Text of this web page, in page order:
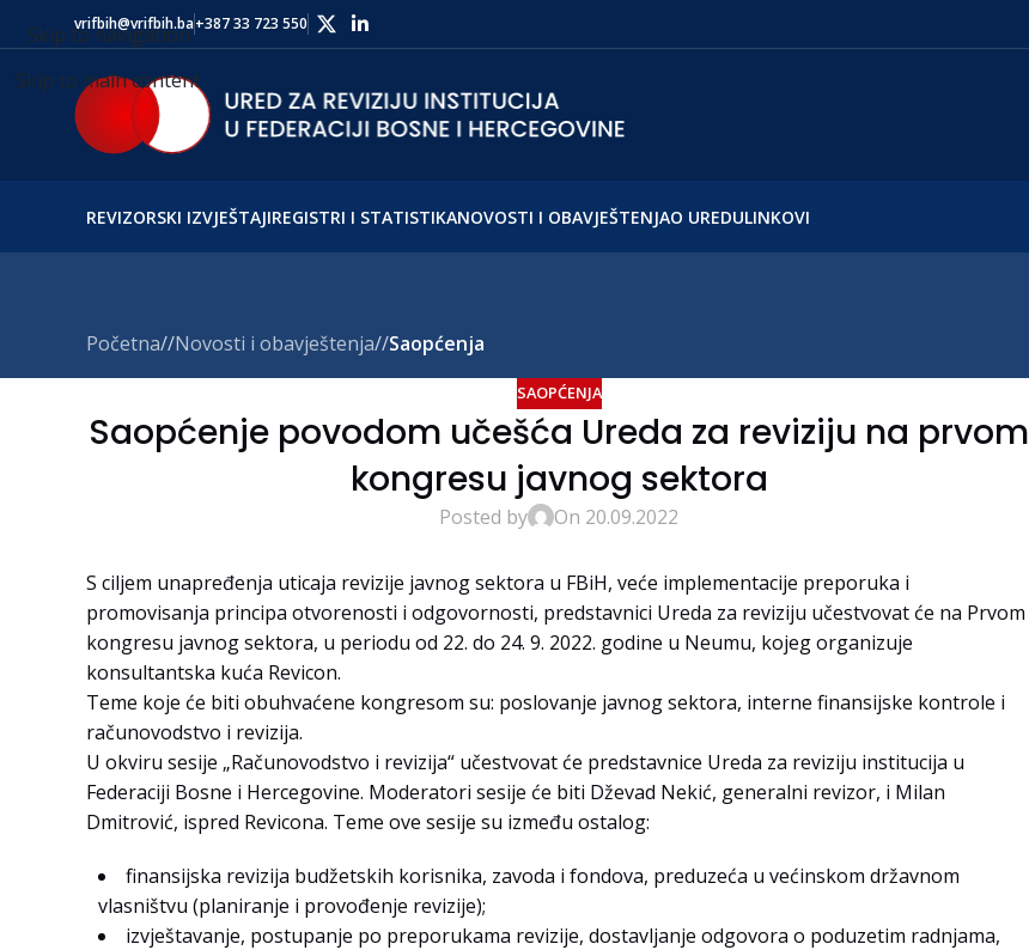
Skip to navigation
Skip to main content
vrifbih@vrifbih.ba+387 33 723 550
REVIZORSKI IZVJEŠTAJIREGISTRI I STATISTIKANOVOSTI I OBAVJEŠTENJAO UREDULINKOVI
Početna/ Novosti i obavještenja/ Saopćenja
SAOPĆENJA
Saopćenje povodom učešća Ureda za reviziju na prvom
kongresu javnog sektora
Posted by On 20.09.2022
S ciljem unapređenja uticaja revizije javnog sektora u FBiH, veće implementacije preporuka i
promovisanja principa otvorenosti i odgovornosti, predstavnici Ureda za reviziju učestvovat će na Prvom
kongresu javnog sektora, u periodu od 22. do 24. 9. 2022. godine u Neumu, kojeg organizuje
konsultantska kuća Revicon.
Teme koje će biti obuhvaćene kongresom su: poslovanje javnog sektora, interne finansijske kontrole i
računovodstvo i revizija.
U okviru sesije „Računovodstvo i revizija“ učestvovat će predstavnice Ureda za reviziju institucija u
Federaciji Bosne i Hercegovine. Moderatori sesije će biti Dževad Nekić, generalni revizor, i Milan
Dmitrović, ispred Revicona. Teme ove sesije su između ostalog:
finansijska revizija budžetskih korisnika, zavoda i fondova, preduzeća u većinskom državnom
vlasništvu (planiranje i provođenje revizije);
izvještavanje, postupanje po preporukama revizije, dostavljanje odgovora o poduzetim radnjama,